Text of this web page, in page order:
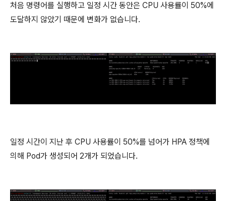
처음 명령어를 실행하고 일정 시간 동안은 CPU 사용률이 50%에
도달하지 않았기 때문에 변화가 없습니다.
일정 시간이 지난 후 CPU 사용률이 50%를 넘어가 HPA 정책에
의해 Pod가 생성되어 2개가 되었습니다.